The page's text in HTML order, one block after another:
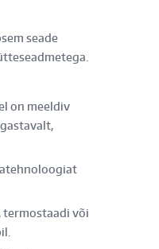
seade
on meeldiv
termostaadi või